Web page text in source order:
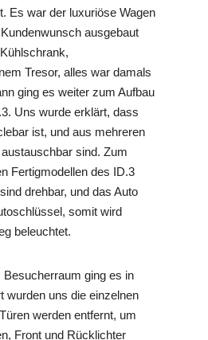
Es war der luxuriöse Wagen
ausgebaut
Tresor, alles war damals
ging es weiter zum Aufbau
Uns wurde erklärt, dass
ist, und aus mehreren
sind. Zum
Fertigmodellen des ID.3
drehbar, und das Auto
somit wird
beleuchtet.
ging es in
wurden uns die einzelnen
werden entfernt, um
Front und Rücklichter